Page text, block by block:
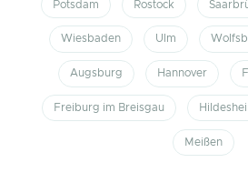
Potsdam Rostock
Wiesbaden Ulm
Augsburg Hannover
Freiburg im Breisgau
Meißen